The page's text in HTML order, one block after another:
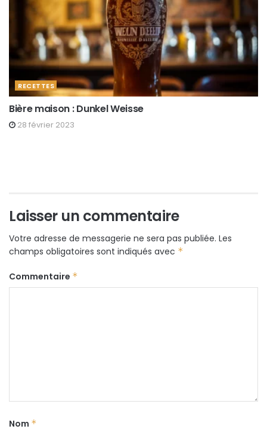
RECETTES
Bière maison : Dunkel Weisse
28 février 2023
Laisser un commentaire
Votre adresse de messagerie ne sera pas publiée. Les
champs obligatoires sont indiqués avec *
Commentaire *
Nom *